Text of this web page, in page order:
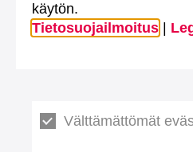
käytön.
Tietosuojailmoitus
Välttämättömät